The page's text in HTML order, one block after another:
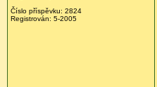
Číslo příspěvku: 2824
Registrován: 5-2005